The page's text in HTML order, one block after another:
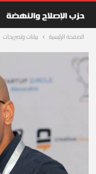
الصفحة الرئيسية بيانات وتصريحات